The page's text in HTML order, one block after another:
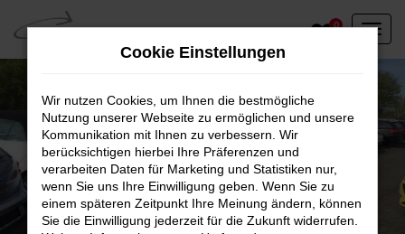
Zum
Hauptinhalt
springen
0
Unser Fahrzeugbestand vor Ort
Cookie Einstellungen
Wir nutzen Cookies, um Ihnen die bestmögliche
Nutzung unserer Webseite zu ermöglichen und unsere
Kommunikation mit Ihnen zu verbessern. Wir
berücksichtigen hierbei Ihre Präferenzen und
verarbeiten Daten für Marketing und Statistiken nur,
wenn Sie uns Ihre Einwilligung geben. Wenn Sie zu
einem späteren Zeitpunkt Ihre Meinung ändern, können
Sie die Einwilligung jederzeit für die Zukunft widerrufen.